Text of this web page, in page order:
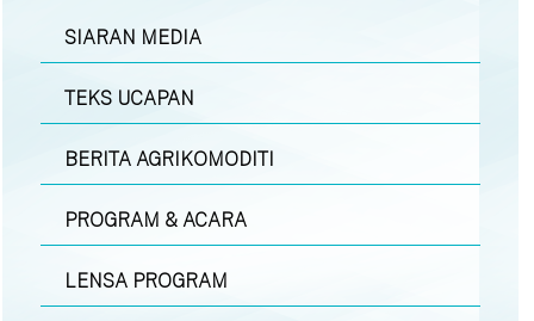
SIARAN MEDIA
TEKS UCAPAN
BERITA AGRIKOMODITI
PROGRAM & ACARA
LENSA PROGRAM